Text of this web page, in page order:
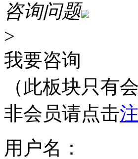
咨询问题
>
我要咨询
（此板块只有
非会员请点击
用户名：